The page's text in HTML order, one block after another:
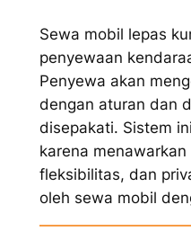
Sewa mobil lepas
penyewaan
Penyewa akan
dengan aturan dan
disepakati. Sistem
karena
fleksibilitas, dan
oleh sewa mobil